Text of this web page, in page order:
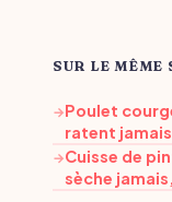
SUR LE MÊME
→Poulet
ratent
→Cuisse de
sèche